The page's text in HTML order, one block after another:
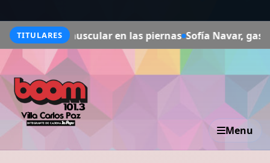
TITULARES
muscular en las piernas Sofía Navar,
Menu